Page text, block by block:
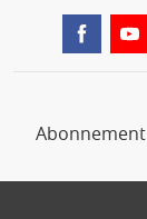
Abonnement